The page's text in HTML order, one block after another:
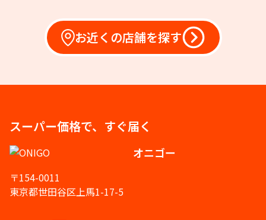
お近くの店舗を探す
スーパー価格で、すぐ届く
オニゴー
〒154-0011
東京都世田谷区上馬1-17-5